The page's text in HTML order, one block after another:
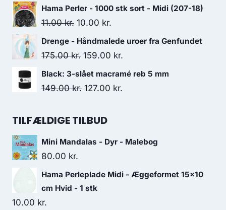
Hama Perler - 1000 stk sort - Midi (207-18)
11.00kr. 10.00 kr.
Drenge - Håndmalede uroer fra Genfundet
175.00kr. 159.00 kr.
Black: 3-slået macramé reb 5 mm
149.00kr. 127.00 kr.
TILFÆLDIGE TILBUD
Mini Mandalas - Dyr - Malebog
80.00 kr.
Hama Perleplade Midi - Æggeformet 15x10
cm Hvid - 1 stk
10.00 kr.